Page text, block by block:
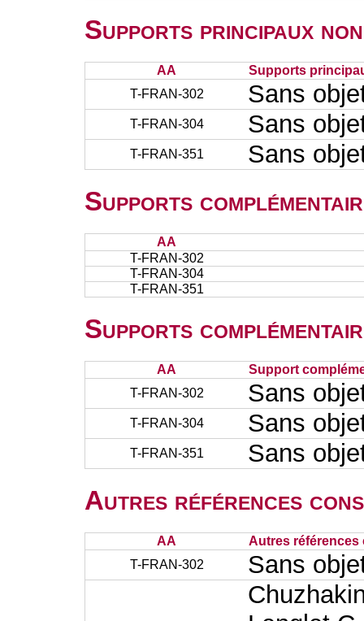
Supports principaux
AA
Supports
T-FRAN-302
Sans
T-FRAN-304 Sans
T-FRAN-351 Sans
Supports
AA
T-FRAN-302
T-FRAN-304
T-FRAN-351
Supports
AA
Support
T-FRAN-302
Sans
T-FRAN-304 Sans
T-FRAN-351 Sans
Autres références
AA
Autres références
T-FRAN-302
Sans